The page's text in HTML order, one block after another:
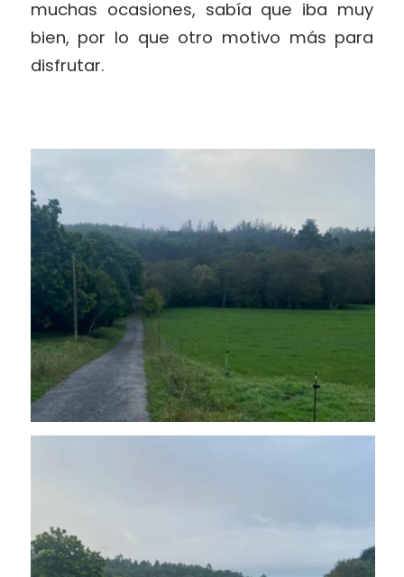
muchas ocasiones, sabía que iba muy
bien, por lo que otro motivo más para
disfrutar.